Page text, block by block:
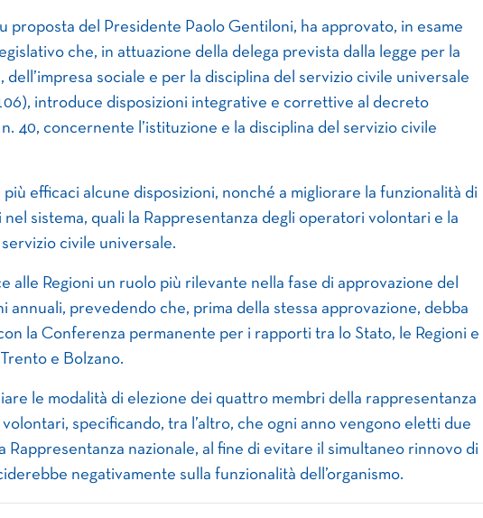
proposta del Presidente Paolo Gentiloni, ha approvato, in esame
che, in attuazione della delega prevista dalla legge per la
sociale e per la disciplina del servizio civile universale
introduce disposizioni integrative e correttive al decreto
40, concernente l’istituzione e la disciplina del servizio civile
più efficaci alcune disposizioni, nonché a migliorare la funzionalità di
sistema, quali la Rappresentanza degli operatori volontari e la
civile universale.
alle Regioni un ruolo più rilevante nella fase di approvazione del
annuali, prevedendo che, prima della stessa approvazione, debba
la Conferenza permanente per i rapporti tra lo Stato, le Regioni e
e Bolzano.
le modalità di elezione dei quattro membri della rappresentanza
specificando, tra l’altro, che ogni anno vengono eletti due
Rappresentanza nazionale, al fine di evitare il simultaneo rinnovo di
negativamente sulla funzionalità dell’organismo.